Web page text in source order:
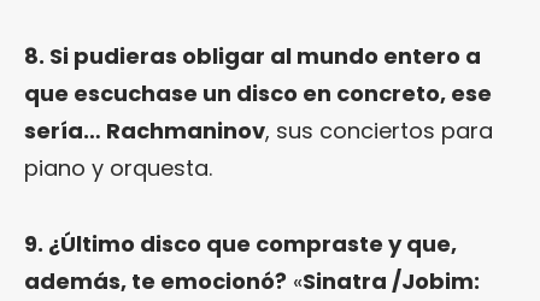
8. Si pudieras obligar al mundo entero a
que escuchase un disco en concreto, ese
sería… Rachmaninov, sus conciertos para
piano y orquesta.
9. ¿Último disco que compraste y que,
además, te emocionó? «Sinatra /Jobim: